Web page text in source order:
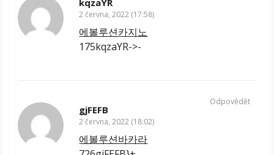
kqzaYR
2 června, 2022 (17:58)
에볼루션카지노
175kqzaYR->-
gjFEFB
2 června, 2022 (18:02)
에볼루션바카라
Odpovědět